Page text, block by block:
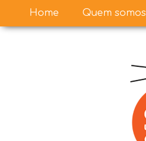
Home Quem somos